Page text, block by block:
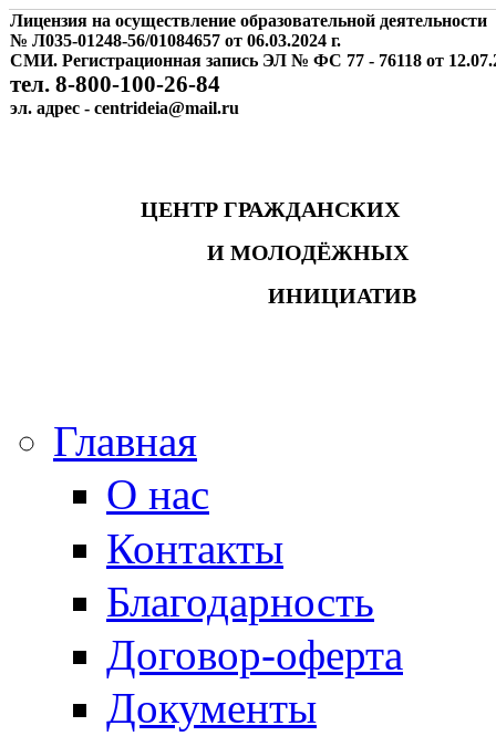
Лицензия на осуществление образовательной деятельности
№ Л035-01248-56/01084657 от 06.03.2024 г.
СМИ. Регистрационная запись ЭЛ № ФС 77 - 76118 от
тел. 8-800-100-26-84
эл. адрес - centrideia@mail.ru
ЦЕНТР ГРАЖДАНСКИХ
И МОЛОДЁЖНЫХ
ИНИЦИАТИВ
Главная
О нас
Контакты
Благодарность
Договор-оферта
Документы